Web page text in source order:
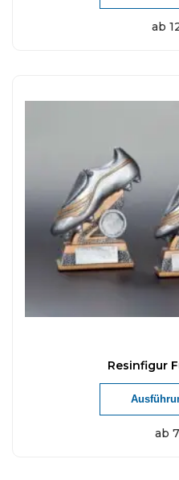
ab
Resinfigur
ab